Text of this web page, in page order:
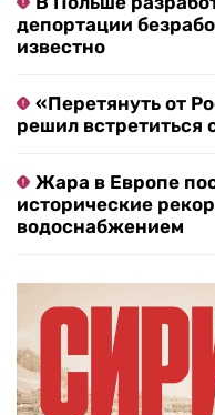
депортации
известно
«Перетянуть от
решил встретиться
Жара в Европе
исторические
водоснабжением